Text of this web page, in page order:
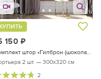
150
2 шт. — 300х320 см
2